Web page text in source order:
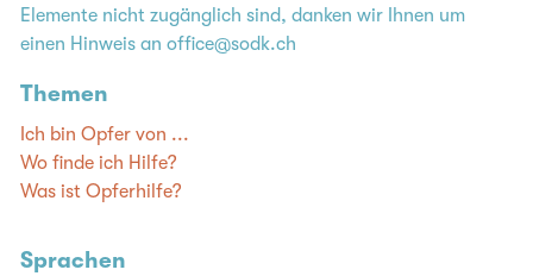
Elemente nicht zugänglich sind, danken wir Ihnen um
einen Hinweis anoffice@sodk.ch
Themen
Ich bin Opfer von ...
Wo finde ich Hilfe?
Was ist Opferhilfe?
Sprachen